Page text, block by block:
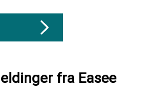
fra Easee